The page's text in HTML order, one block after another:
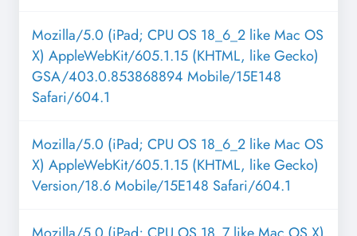
Mozilla/5.0 (iPad; CPU OS 18_6_2 like Mac OS
X) AppleWebKit/605.1.15 (KHTML, like Gecko)
GSA/403.0.853868894 Mobile/15E148
Safari/604.1
Mozilla/5.0 (iPad; CPU OS 18_6_2 like Mac OS
X) AppleWebKit/605.1.15 (KHTML, like Gecko)
Version/18.6 Mobile/15E148 Safari/604.1